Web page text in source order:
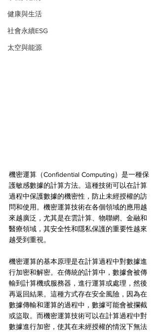
健康與生活
社會永續ESG
太空與能源
機密運算（Confidential Computing）是一種保
護敏感數據的計算方法。這種技術可以在計算
過程中保護數據的機密性，防止未經授權的訪
問和使用。機密運算技術在各個領域的應用越
來越廣泛，尤其是在雲計算、物聯網、金融和
醫療領域，其安全性和隱私保護的重要性越來
越受到重視。
機密運算的基本原理是在計算過程中對數據進
行加密和解密。在傳統的計算中，數據會被傳
輸到計算機或服務器，進行運算或處理，然後
再返回結果。這種方式存在安全風險，因為在
數據傳輸和運算的過程中，數據可能會被攔截
或盜取。而機密運算技術可以在計算過程中對
數據進行加密，使其在未經授權的情況下無法